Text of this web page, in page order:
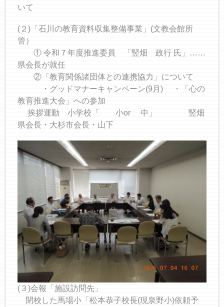
いて
(２)「石川の教育資料収集整備事業」(文教会館所
管）
① 令和７年度推進委員 「竪畑 政行 氏」……
県会長が就任
②「教育関係諸団体との連携協力」について
・グッドマナーキャンペーン(9月) ・「心の
教育推進大会」への参加
挨拶運動 小学校「 小or 中」 竪畑
県会長・大杉市会長・山下
(３)会報「施設訪問先」
閉校した馬場小「松本恭子校長(現泉野小)依頼予